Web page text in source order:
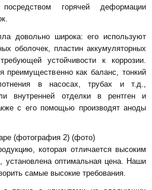
горячей деформации
довольно широка: его используют
оболочек, пластин аккумуляторных
устойчивости к коррозии.
преимущественно как баланс, тонкий
в насосах, трубах и т.д.,
внутренней отделки в рентген и
с его помощью производят аноды
которая отличается высоким
установлена оптимальная цена. Наши
самые высокие требования.